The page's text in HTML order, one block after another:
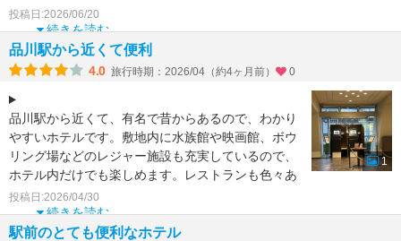
今回3名で利用し
続きを読む
投稿日:2026/06/20
品川駅から近くて便利
4.0 旅行時期：2026/04（約4ヶ月前） 0
品川駅から近くて、有名で昔からあるので、わかり
やすいホテルです。敷地内に水族館や映画館、ボウ
リング場などのレジャー施設も充実しているので、
ホテル内だけでも楽しめます。レストランも色々あ
ります。
朝食
続きを読む
投稿日:2026/04/30
1
駅前のとても便利なホテル